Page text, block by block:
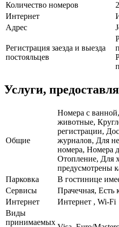
Количество номеров
Интернет
Адрес
Регистрация заезда и выезда
постояльцев
Услуги,
Общие
Номера с
животные,
регистрации,
журналов, Для
номера, Номера
Отопление, Для
предусмотрены
Парковка
В гостинице
Сервисы
Прачечная, Есть
Интернет
Интернет , Wi-Fi
Виды
принимаемых